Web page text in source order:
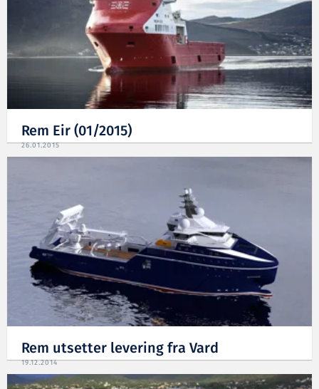
Rem Eir (01/2015)
26.01.2015
Rem utsetter levering fra Vard
19.12.2014